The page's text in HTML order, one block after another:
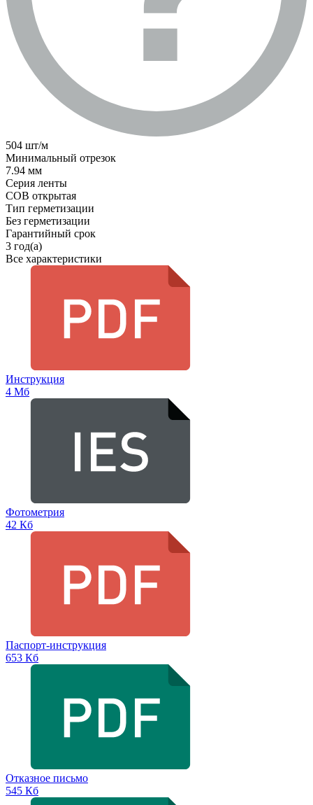
504 шт/м
Минимальный отрезок
7.94 мм
Серия ленты
COB открытая
Тип герметизации
Без герметизации
Гарантийный срок
3 год(а)
Все характеристики
Инструкция
4 Мб
Фотометрия
42 Кб
Паспорт-инструкция
653 Кб
Отказное письмо
545 Кб